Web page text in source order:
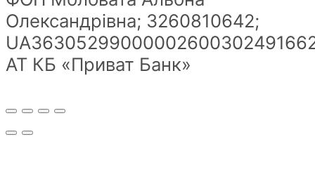
Олександрівна; 3260810642;
АТ КБ «Приват Банк»